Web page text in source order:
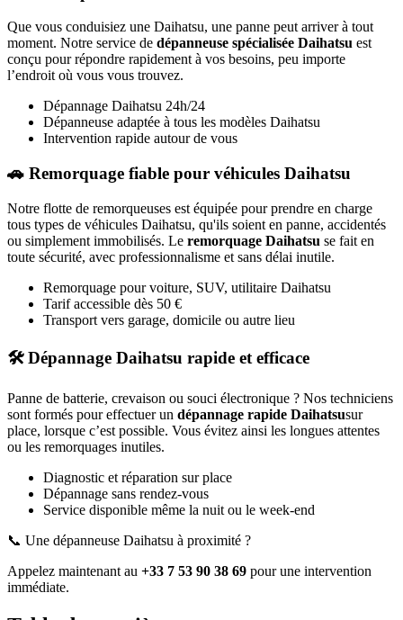
Que vous conduisiez une Daihatsu, une panne peut arriver à tout
moment. Notre service de dépanneuse spécialisée Daihatsu est
conçu pour répondre rapidement à vos besoins, peu importe
l’endroit où vous vous trouvez.
Dépannage Daihatsu 24h/24
Dépanneuse adaptée à tous les modèles Daihatsu
Intervention rapide autour de vous
🚗 Remorquage fiable pour véhicules Daihatsu
Notre flotte de remorqueuses est équipée pour prendre en charge
tous types de véhicules Daihatsu, qu'ils soient en panne, accidentés
ou simplement immobilisés. Le remorquage Daihatsu se fait en
toute sécurité, avec professionnalisme et sans délai inutile.
Remorquage pour voiture, SUV, utilitaire Daihatsu
Tarif accessible dès 50 €
Transport vers garage, domicile ou autre lieu
🛠️ Dépannage Daihatsu rapide et efficace
Panne de batterie, crevaison ou souci électronique ? Nos techniciens
sont formés pour effectuer un dépannage rapide Daihatsusur
place, lorsque c’est possible. Vous évitez ainsi les longues attentes
ou les remorquages inutiles.
Diagnostic et réparation sur place
Dépannage sans rendez-vous
Service disponible même la nuit ou le week-end
📞 Une dépanneuse Daihatsu à proximité ?
Appelez maintenant au +33 7 53 90 38 69 pour une intervention
immédiate.